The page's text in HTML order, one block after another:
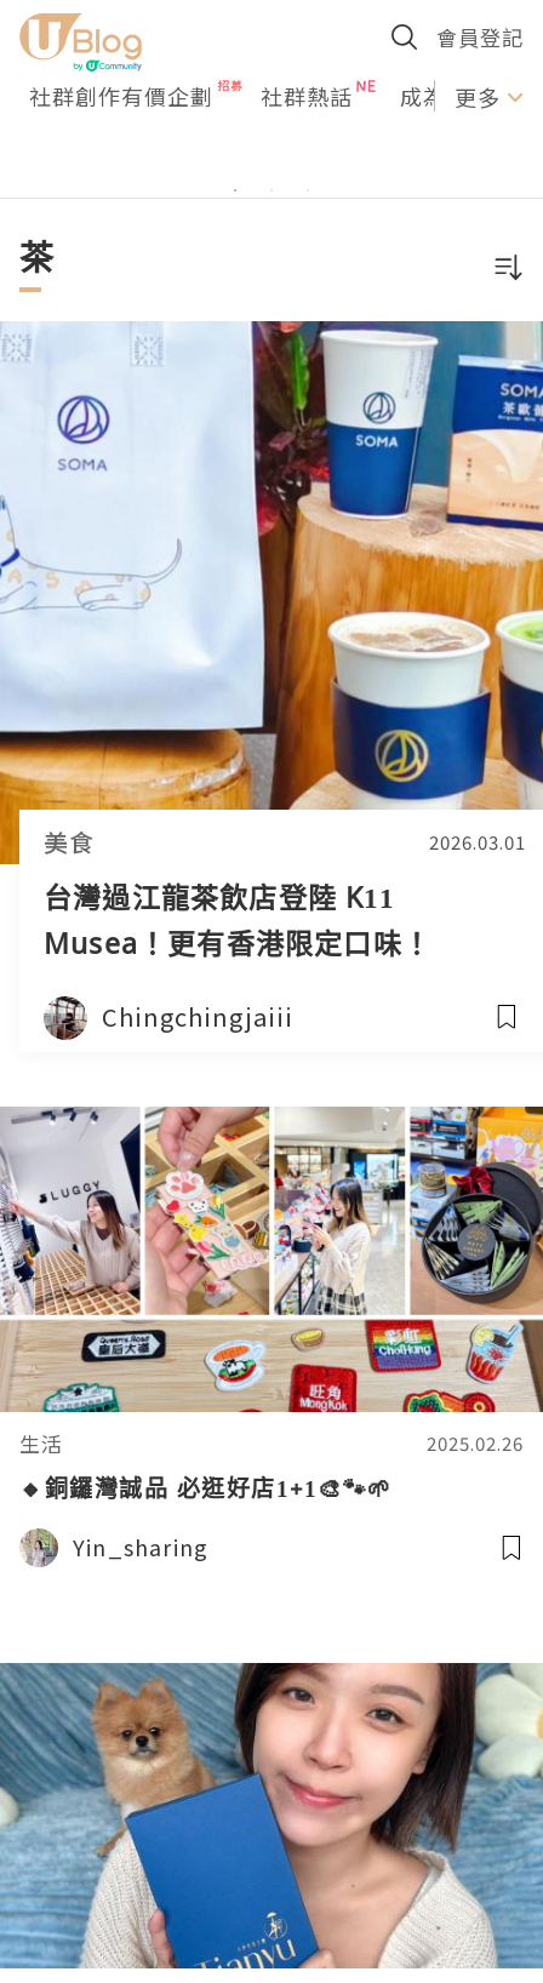
會員登記
社群創作有價企劃 社群熱話 成為U更多
茶
美食 2026.03.01
台灣過江龍茶飲店登陸 K11
Musea！更有香港限定口味！
Chingchingjaiii
生活 2025.02.26
🔸銅鑼灣誠品 必逛好店1+1🎨🐾🌱
Yin_sharing